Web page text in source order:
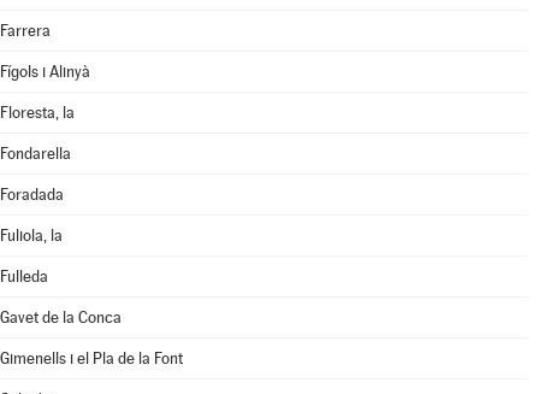
Farrera
Fígols i Alinyà
Floresta, la
Fondarella
Foradada
Fuliola, la
Fulleda
Gavet de la Conca
Gimenells i el Pla de la Font